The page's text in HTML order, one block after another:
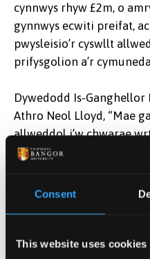
Consent
This website uses cookies
cynnwys rhyw £2m, o
gynnwys ecwiti preifat,
pwysleisio’r cyswllt
prifysgolion a’r
Dywedodd Is-
Athro Neol Lloyd, “Mae
allweddol i’w chwarae
hyn wrth galon ein
â’n cydweithwyr ym